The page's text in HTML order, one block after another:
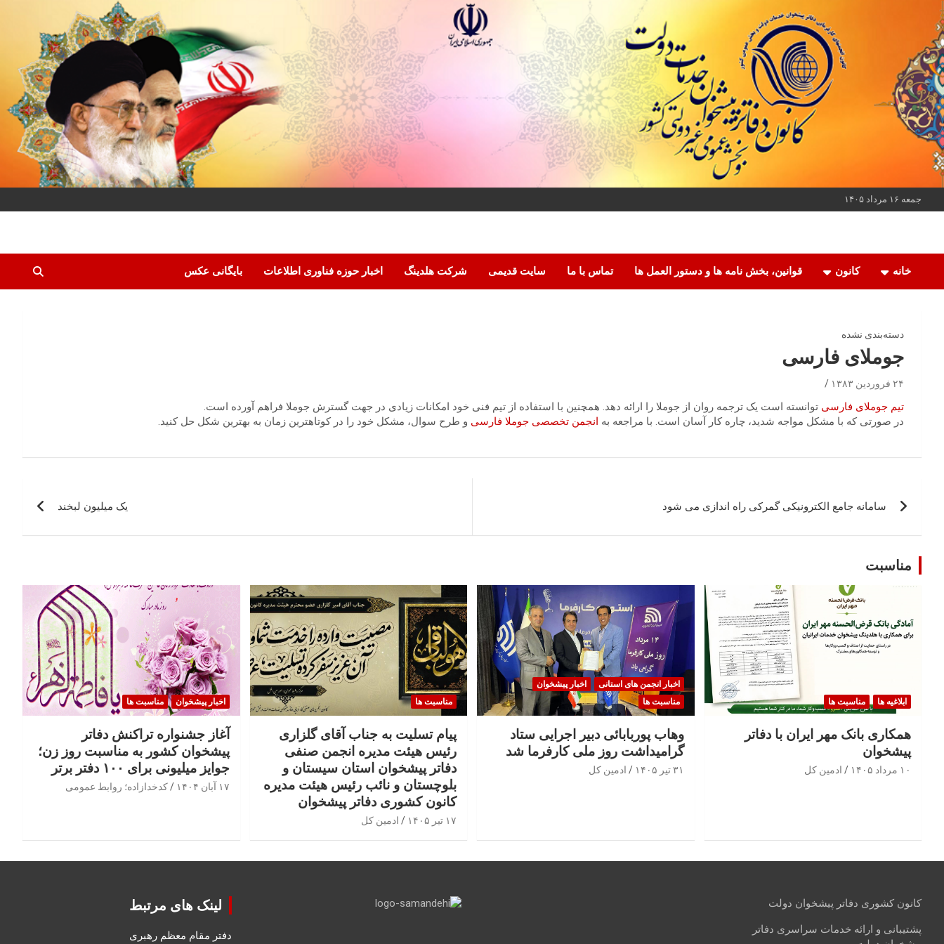
به
محتوا
بروید
جمعه ۱۶ مرداد ۱۴۰۵
کانون دفاتر پیشخوان
خانه کانون قوانین، بخش نامه ها و دستور العمل ها تماس با ما سایت قدیمی شرکت هلدینگ اخبار حوزه فناوری اطلاعات بایگانی عکس
دسته‌بندی نشده
جوملای فارسی
۲۴ فروردین ۱۳۸۳
تیم جوملای فارسی توانسته است یک ترجمه روان از جوملا را ارائه دهد. همچنین با استفاده از تیم فنی خود امکانات زیادی در جهت گسترش جوملا فراهم آورده است.
در صورتی که با مشکل مواجه شدید، چاره کار آسان است. با مراجعه به انجمن تخصصی جوملا فارسی و طرح سوال، مشکل خود را در کوتاهترین زمان به بهترین شکل حل کنید.
سامانه جامع الکترونیکی گمرکی راه اندازی می شود یک میلیون لبخند
مناسبت
ابلاغیه ها مناسبت ها
همکاری بانک مهر ایران با دفاتر
پیشخوان
۱۰ مرداد ۱۴۰۵ ادمین کل
اخبار انجمن های استانی
اخبار پیشخوان
مناسبت ها
وهاب پوربابائی دبیر اجرایی ستاد
گرامیداشت روز ملی کارفرما شد
۳۱ تیر ۱۴۰۵ ادمین کل
مناسبت ها
پیام تسلیت به جناب آقای گلزاری
رئیس هیئت مدیره انجمن صنفی
دفاتر پیشخوان استان سیستان و
بلوچستان و نائب رئیس هیئت مدیره
کانون کشوری دفاتر پیشخوان
۱۷ تیر ۱۴۰۵ ادمین کل
اخبار پیشخوان مناسبت ها
آغاز جشنواره تراکنش دفاتر
پیشخوان کشور به مناسبت روز زن؛
جوایز میلیونی برای ۱۰۰ دفتر برتر
۱۷ آبان ۱۴۰۴ کدخدازاده؛ روابط عمومی
کانون کشوری دفاتر پیشخوان دولت
پشتیبانی و ارائه خدمات سراسری دفاتر
لینک های مرتبط
دفتر مقام معظم رهبری